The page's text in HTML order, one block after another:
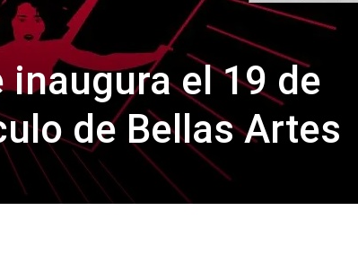
inaugura el 19 de
de Bellas Artes